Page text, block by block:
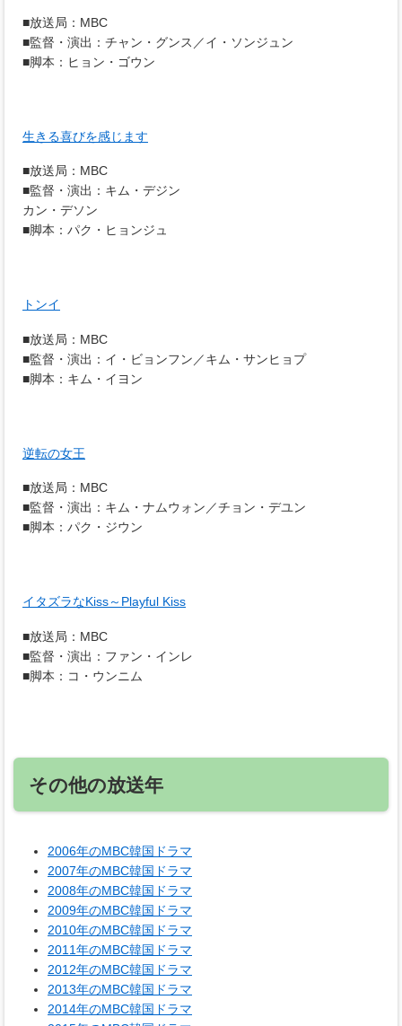
■放送局：MBC
■監督・演出：チャン・グンス／イ・ソンジュン
■脚本：ヒョン・ゴウン
生きる喜びを感じます
■放送局：MBC
■監督・演出：キム・デジン
カン・デソン
■脚本：パク・ヒョンジュ
トンイ
■放送局：MBC
■監督・演出：イ・ビョンフン／キム・サンヒョプ
■脚本：キム・イヨン
逆転の女王
■放送局：MBC
■監督・演出：キム・ナムウォン／チョン・デユン
■脚本：パク・ジウン
イタズラなKiss～Playful Kiss
■放送局：MBC
■監督・演出：ファン・インレ
■脚本：コ・ウンニム
その他の放送年
2006年のMBC韓国ドラマ
2007年のMBC韓国ドラマ
2008年のMBC韓国ドラマ
2009年のMBC韓国ドラマ
2010年のMBC韓国ドラマ
2011年のMBC韓国ドラマ
2012年のMBC韓国ドラマ
2013年のMBC韓国ドラマ
2014年のMBC韓国ドラマ